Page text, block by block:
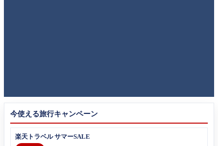
今使える旅行キャンペーン
楽天トラベル サマーSALE